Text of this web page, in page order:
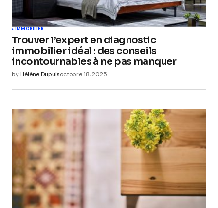
IMMOBILIER
Trouver l’expert en diagnostic
immobilier idéal : des conseils
incontournables à ne pas manquer
byHélène Dupuisoctobre 18, 2025